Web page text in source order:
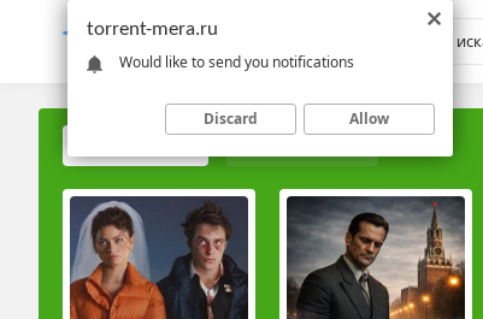
TORRENT-MERA.RU
torrent-mera.ru
Would like to send you notifications
Discard Allow